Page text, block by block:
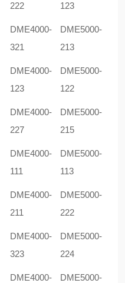
222
123
DME4000-
321
DME5000-
213
DME4000-
123
DME5000-
122
DME4000-
227
DME5000-
215
DME4000-
111
DME5000-
113
DME4000-
211
DME5000-
222
DME4000-
323
DME5000-
224
DME4000-
DME5000-